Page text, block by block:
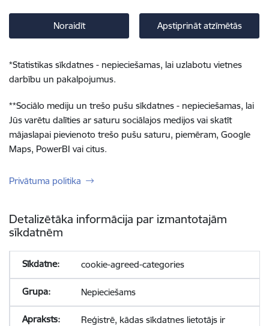
Noraidīt Apstiprināt atzīmētās
*Statistikas sīkdatnes - nepieciešamas, lai uzlabotu vietnes
darbību un pakalpojumus.
**Sociālo mediju un trešo pušu sīkdatnes - nepieciešamas, lai
Jūs varētu dalīties ar saturu sociālajos medijos vai skatīt
mājaslapai pievienoto trešo pušu saturu, piemēram, Google
Maps, PowerBI vai citus.
Privātuma politika
Detalizētāka informācija par izmantotajām
sīkdatnēm
cookie-agreed-categories
Nepieciešams
Reģistrē, kādas sīkdatnes lietotājs ir